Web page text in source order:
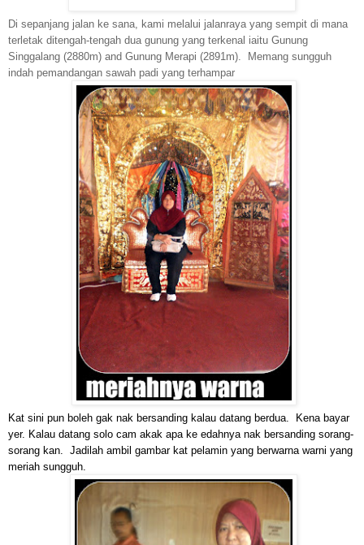
Di sepanjang jalan ke sana, kami melalui jalanraya yang sempit di mana
terletak ditengah-tengah dua gunung yang terkenal iaitu Gunung
Singgalang (2880m) and Gunung Merapi (2891m). Memang sungguh
indah pemandangan sawah padi yang terhampar
Kat sini pun boleh gak nak bersanding kalau datang berdua. Kena bayar
yer. Kalau datang solo cam akak apa ke edahnya nak bersanding sorang-
sorang kan. Jadilah ambil gambar kat pelamin yang berwarna warni yang
meriah sungguh.